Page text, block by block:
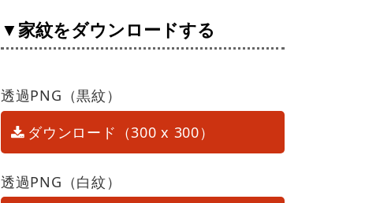
▼家紋をダウンロードする
透過PNG（黒紋）
ダウンロード（300 x 300）
透過PNG（白紋）